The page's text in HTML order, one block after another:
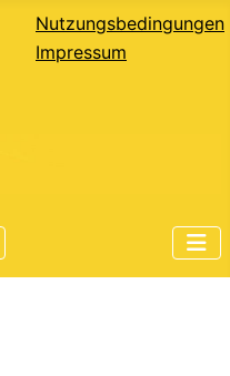
Nutzungsbedingungen
Impressum